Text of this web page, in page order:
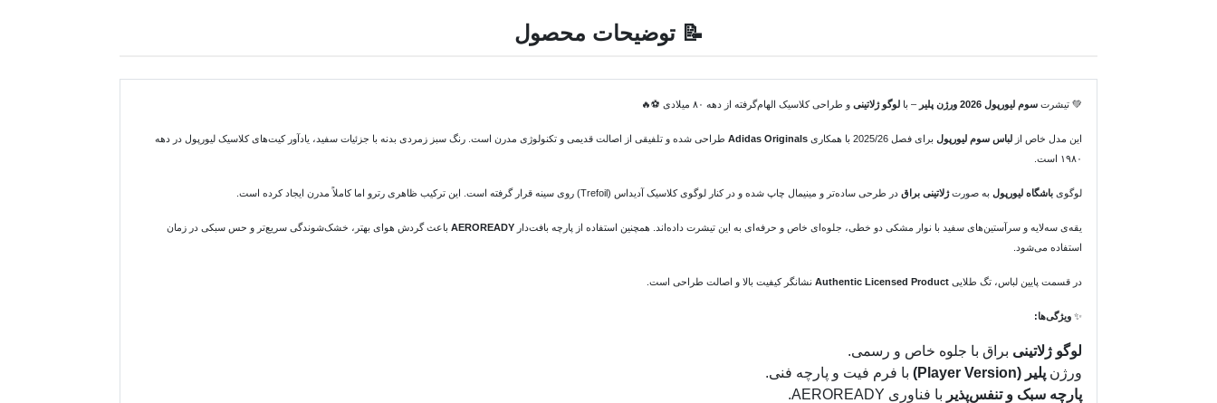
📝 توضیحات محصول
💚 تیشرت سوم لیورپول 2026 ورژن پلیر – با لوگو ژلاتینی و طراحی کلاسیک الهام‌گرفته از دهه ۸۰ میلادی ⚽🔥
این مدل خاص از لباس سوم لیورپول برای فصل 2025/26 با همکاری Adidas Originals طراحی شده و تلفیقی از اصالت قدیمی و تکنولوژی مدرن است. رنگ سبز زمردی بدنه با جزئیات سفید، یادآور کیت‌های کلاسیک لیورپول در دهه
۱۹۸۰ است.
لوگوی باشگاه لیورپول به صورتژلاتینی براق در طرحی ساده‌تر و مینیمال چاپ شده و در کنار لوگوی کلاسیک آدیداس (Trefoil) روی سینه قرار گرفته است. این ترکیب ظاهری رترو اما کاملاً مدرن ایجاد کرده است.
یقه‌ی سه‌لایه و سرآستین‌های سفید با نوار مشکی دو خطی، جلوه‌ای خاص و حرفه‌ای به این تیشرت داده‌اند. همچنین استفاده از پارچه بافت‌دار AEROREADY باعث گردش هوای بهتر، خشک‌شوندگی سریع‌تر و حس سبکی در زمان
استفاده می‌شود.
در قسمت پایین لباس، تگ طلایی Authentic Licensed Product نشانگر کیفیت بالا و اصالت طراحی است.
✨ ویژگی‌ها:
لوگو ژلاتینی براق با جلوه خاص و رسمی.
ورژن پلیر (Player Version)
با فرم فیت و پارچه فنی.
پارچه سبک و تنفس‌پذیر با فناوری AEROREADY.